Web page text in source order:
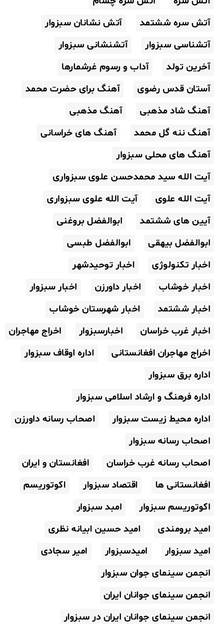
آتش سره ششتمد
آتش نشانان سبزوار
آتشناسی سبزوار
آتشنشانی سبزوار
آخرین تولد
آداب و رسوم غرشمارها
آستان قدس رضوی
آهنگ برای حضرت محمد
آهنگ شاد مذهبی
آهنگ مذهبی
آهنگ ننه گل محمد
آهنگ های خراسانی
آهنگ های محلی سبزوار
آیت الله سید محمدحسن علوی سبزواری
آیت الله علوی
آیت الله علوی سبزواری
آیین های ششتمد
ابوالفضل بروغنی
ابوالفضل بیهقی
ابوالفضل طبسی
اخبار تکنولوژی
اخبار توحیدشهر
اخبار خوشاب
اخبار داورزن
اخبار سبزوار
اخبار ششتمد
اخبار شهرستان خوشاب
اخبار غرب خراسان
اخبارسبزوار
اخراج مهاجران
اخراج مهاجران افغانستانی
اداره اوقاف سبزوار
اداره برق سبزوار
اداره فرهنگ و ارشاد اسلامی سبزوار
اداره محیط زیست سبزوار
اصحاب رسانه داورزن
اصحاب رسانه سبزوار
اصحاب رسانه غرب خراسان
افغانستان و ایران
افغانستانی ها
اقتصاد سبزوار
اکوتوریسم
اکوتوریسم سبزوار
امبد سبزوار
امید برومندی
امید حسین ابیانه نظری
امید سبزوار
امیدسبزوار
امیر سجادی
انجمن سینمای جوان سبزوار
انجمن سینمای جوانان ایران
انجمن سینمای جوانان ایران در سبزوار